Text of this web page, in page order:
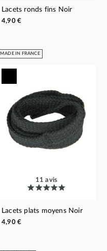
Lacets ronds fins Noir
4,90 €
MADE IN FRANCE
11 avis
Lacets plats moyens Noir
4,90 €